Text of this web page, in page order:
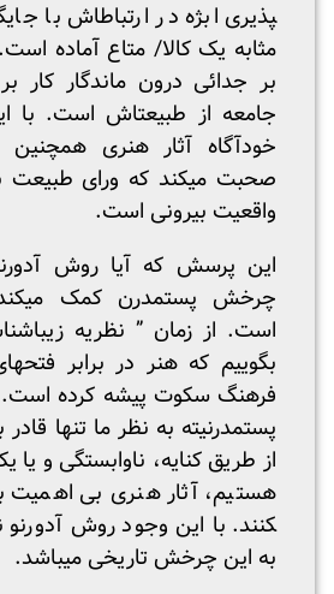
پذیری ابژه در ارتباط­اش با
مثابه یک کالا/ متاع آماده
بر جدائی درون ماندگار کار
جامعه از طبیعت­اش است. با
خود­آگاه آثار هنری
صحبت می­کند که ورای طبیعت
واقعیت بیرونی است.
این پرسش که آیا روش
چرخش پست­مدرن کمک
است. از زمان ” نظریه
بگوییم که هنر در برابر
فرهنگ سکوت پیشه کرده است.
پست­مدرنیته به نظر ما تنها
از طریق کنایه، نا­وابستگی و یا
کنند. با این وجود روش آدورنو
به این چرخش تاریخی می­باشد.